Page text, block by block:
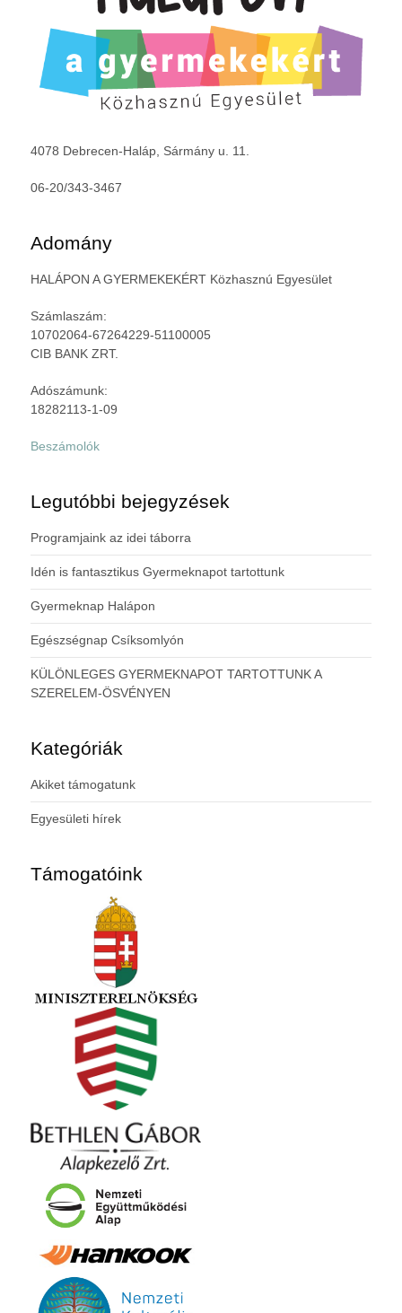
4078 Debrecen-Haláp, Sármány u. 11.
06-20/343-3467
Adomány
HALÁPON A GYERMEKEKÉRT Közhasznú Egyesület
Számlaszám:
10702064-67264229-51100005
CIB BANK ZRT.
Adószámunk:
18282113-1-09
Beszámolók
Legutóbbi bejegyzések
Programjaink az idei táborra
Idén is fantasztikus Gyermeknapot tartottunk
Gyermeknap Halápon
Egészségnap Csíksomlyón
KÜLÖNLEGES GYERMEKNAPOT TARTOTTUNK A
SZERELEM-ÖSVÉNYEN
Kategóriák
Akiket támogatunk
Egyesületi hírek
Támogatóink